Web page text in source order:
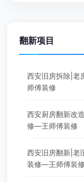
翻新项目
西安旧房拆除|老
师傅装修
西安厨房翻新改
修—王师傅装修
西安旧房翻新|老
装修—王师傅装修